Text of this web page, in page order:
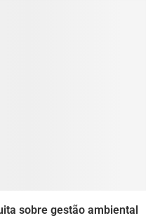
sobre gestão ambiental